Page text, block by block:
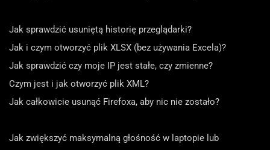
Jak sprawdzić usuniętą historię przeglądarki?
Jak i czym otworzyć plik XLSX (bez używania Excela)?
Jak sprawdzić czy moje IP jest stałe, czy zmienne?
Czym jest i jak otworzyć plik XML?
Jak całkowicie usunąć Firefoxa, aby nic nie zostało?
Jak zwiększyć maksymalną głośność w laptopie lub